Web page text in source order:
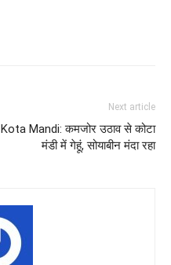
Next article
Kota Mandi: कमजोर उठाव से कोटा
मंडी में गेहूं, सोयाबीन मंदा रहा